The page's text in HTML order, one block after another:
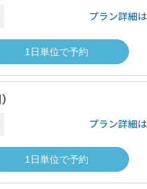
プラン詳細
1日単位で予約
プラン詳細
1日単位で予約